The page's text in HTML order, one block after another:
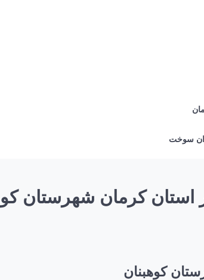
سوخت
استان کرمان شهرستان
کوهبنان